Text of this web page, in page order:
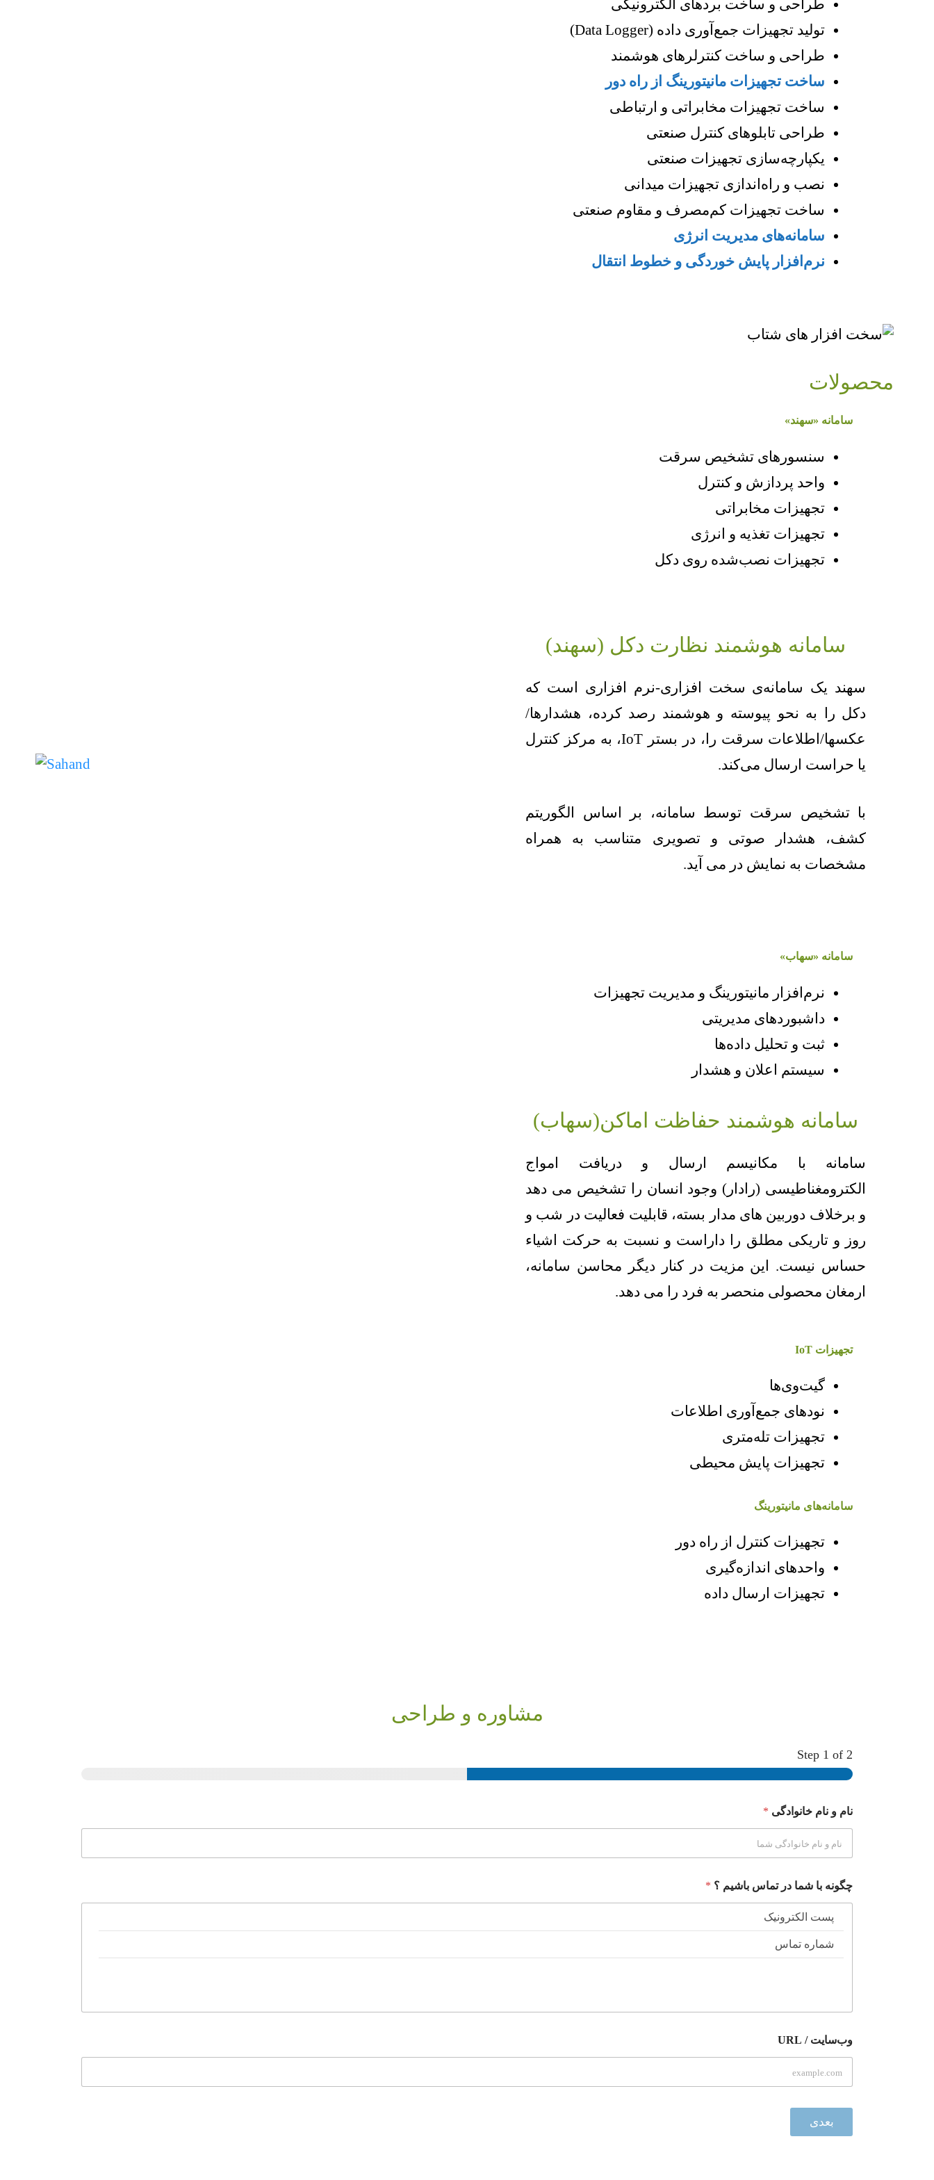
طراحی و ساخت بردهای الکترونیکی
تولید تجهیزات جمع‌آوری داده (Data Logger)
طراحی و ساخت کنترلرهای هوشمند
ساخت تجهیزات مانیتورینگ از راه دور
ساخت تجهیزات مخابراتی و ارتباطی
طراحی تابلوهای کنترل صنعتی
یکپارچه‌سازی تجهیزات صنعتی
نصب و راه‌اندازی تجهیزات میدانی
ساخت تجهیزات کم‌مصرف و مقاوم صنعتی
سامانه‌های مدیریت انرژی
نرم‌افزار پایش خوردگی و خطوط انتقال
محصولات
سامانه «سهند»
سنسورهای تشخیص سرقت
واحد پردازش و کنترل
تجهیزات مخابراتی
تجهیزات تغذیه و انرژی
تجهیزات نصب‌شده روی دکل
سامانه هوشمند نظارت دکل‌ (سهند)
سهند یک سامانه‌ی سخت افزاری-نرم افزاری است که
دکل را به نحو پیوسته و هوشمند رصد کرده، هشدارها/
عکسها/اطلاعات سرقت را، در بستر IoT، به مرکز کنترل
یا حراست ارسال می‌کند.
با تشخیص سرقت توسط سامانه، بر اساس الگوریتم
کشف، هشدار صوتی و تصویری متناسب به همراه
مشخصات به نمایش در می آید.
سامانه «سهاب»
نرم‌افزار مانیتورینگ و مدیریت تجهیزات
داشبوردهای مدیریتی
ثبت و تحلیل داده‌ها
سیستم اعلان و هشدار
سامانه هوشمند حفاظت اماکن(سهاب)
سامانه با مکانیسم ارسال و دریافت امواج
الکترومغناطیسی (رادار) وجود انسان را تشخیص می دهد
و برخلاف دوربین های مدار بسته، قابلیت فعالیت در شب و
روز و تاریکی مطلق را داراست و نسبت به حرکت اشیاء
حساس نیست. این مزیت در کنار دیگر محاسن سامانه،
ارمغان محصولی منحصر به فرد را می دهد.
تجهیزات IoT
گیت‌وی‌ها
نودهای جمع‌آوری اطلاعات
تجهیزات تله‌متری
تجهیزات پایش محیطی
سامانه‌های مانیتورینگ
تجهیزات کنترل از راه دور
واحدهای اندازه‌گیری
تجهیزات ارسال داده
مشاوره و طراحی
Step 1 of 2
نام و نام خانوادگی *
چگونه با شما در تماس باشیم ؟ *
ل
ک
ن
ک
وب‌سایت / URL
بعدی